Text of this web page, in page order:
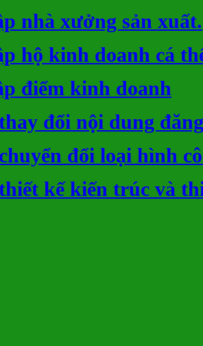
nhà xưởng sản xuất.
hộ kinh doanh cá
điểm kinh doanh
đổi nội dung
đổi loại hình
kế kiến trúc và